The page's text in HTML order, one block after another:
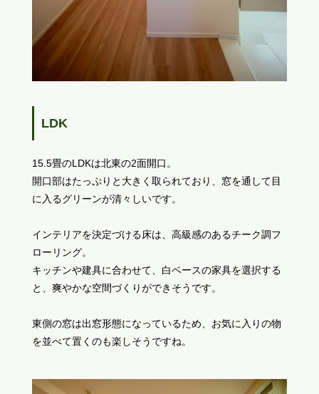
LDK
15.5畳のLDKは北東の2面開口。
開口部はたっぷりと大きく取られており、窓を通して目
に入るグリーンが清々しいです。
インテリアを決定づける床は、高級感のあるチーク調フ
ローリング。
キッチンや建具に合わせて、白ベースの家具を選択する
と、爽やかな空間づくりができそうです。
東側の窓は出窓形態になっているため、お気に入りの物
を並べて置くのも楽しそうですね。